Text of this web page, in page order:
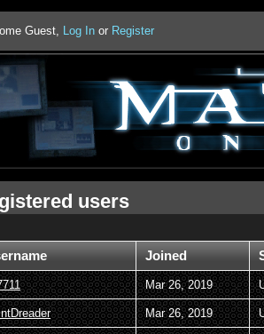
Guest, Log In or Register
users
Joined
Mar 26, 2019
Mar 26, 2019